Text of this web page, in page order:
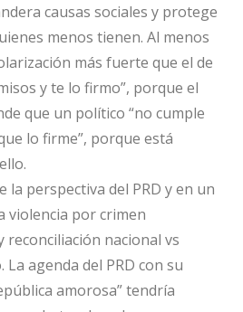
causas sociales y protege
menos tienen. Al menos
más fuerte que el de
y te lo firmo”, porque el
que un político “no cumple
lo firme”, porque está
la perspectiva del PRD y en un
violencia por crimen
reconciliación nacional vs
La agenda del PRD con su
amorosa” tendría